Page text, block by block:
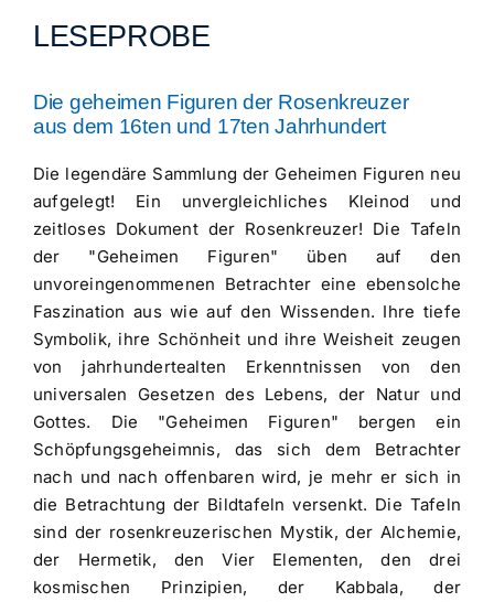
LESEPROBE
Die geheimen Figuren der Rosenkreuzer
aus dem 16ten und 17ten Jahrhundert
Die legendäre Sammlung der Geheimen Figuren neu
aufgelegt! Ein unvergleichliches Kleinod und
zeitloses Dokument der Rosenkreuzer! Die Tafeln
der "Geheimen Figuren" üben auf den
unvoreingenommenen Betrachter eine ebensolche
Faszination aus wie auf den Wissenden. Ihre tiefe
Symbolik, ihre Schönheit und ihre Weisheit zeugen
von jahrhundertealten Erkenntnissen von den
universalen Gesetzen des Lebens, der Natur und
Gottes. Die "Geheimen Figuren" bergen ein
Schöpfungsgeheimnis, das sich dem Betrachter
nach und nach offenbaren wird, je mehr er sich in
die Betrachtung der Bildtafeln versenkt. Die Tafeln
sind der rosenkreuzerischen Mystik, der Alchemie,
der Hermetik, den Vier Elementen, den drei
kosmischen Prinzipien, der Kabbala, der